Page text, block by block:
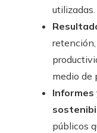
utilizadas.
medio de
Informes
públicos